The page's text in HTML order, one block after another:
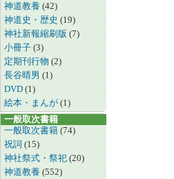
神道教養 (42)
神道史・歴史 (19)
神社新報縮刷版 (7)
小冊子 (3)
定期刊行物 (2)
長谷晴男 (1)
DVD (1)
絵本・まんが (1)
一般取次書籍
一般取次書籍 (74)
祝詞 (15)
神社祭式・祭祀 (20)
神道教養 (552)